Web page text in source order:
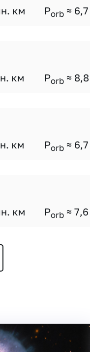
км Porb ≈ 6,7
км Porb ≈ 8,8
км Porb ≈ 6,7
км Porb ≈ 7,6